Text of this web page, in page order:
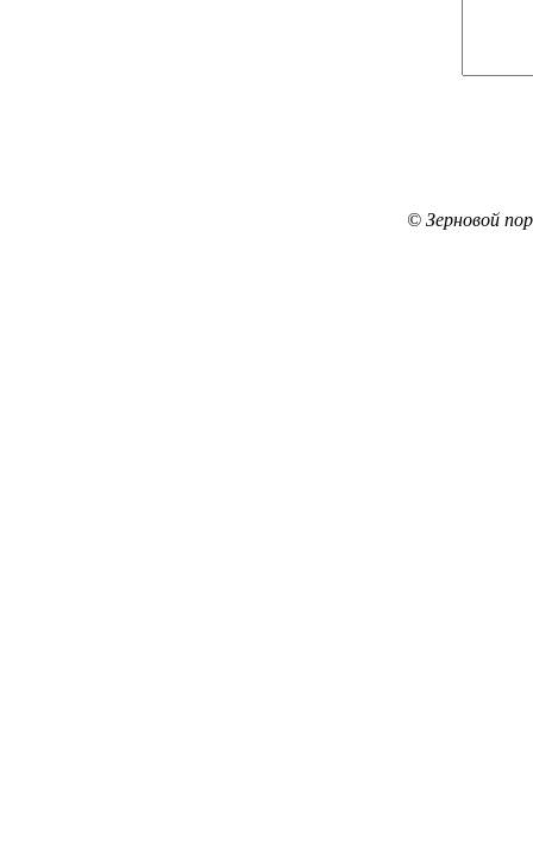
© Зерновой